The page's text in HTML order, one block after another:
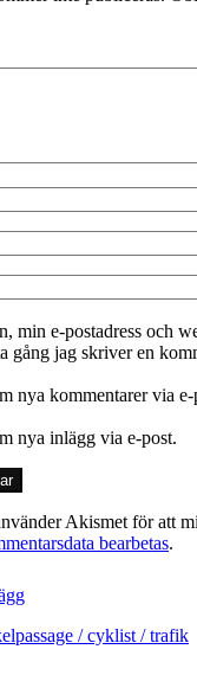
min e-postadress och
gång jag skriver en
nya kommentarer via e-
nya inlägg via e-post.
Akismet för att
bearbetas.
/ cyklist / trafik